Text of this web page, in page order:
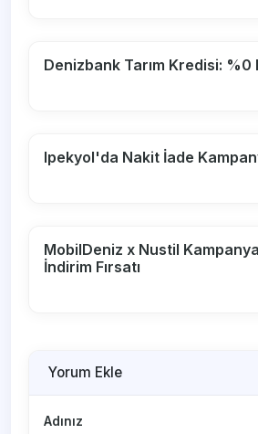
Denizbank Tarım Kredisi: %0
Ipekyol'da Nakit İade
MobilDeniz x Nustil
İndirim Fırsatı
Yorum Ekle
Adınız